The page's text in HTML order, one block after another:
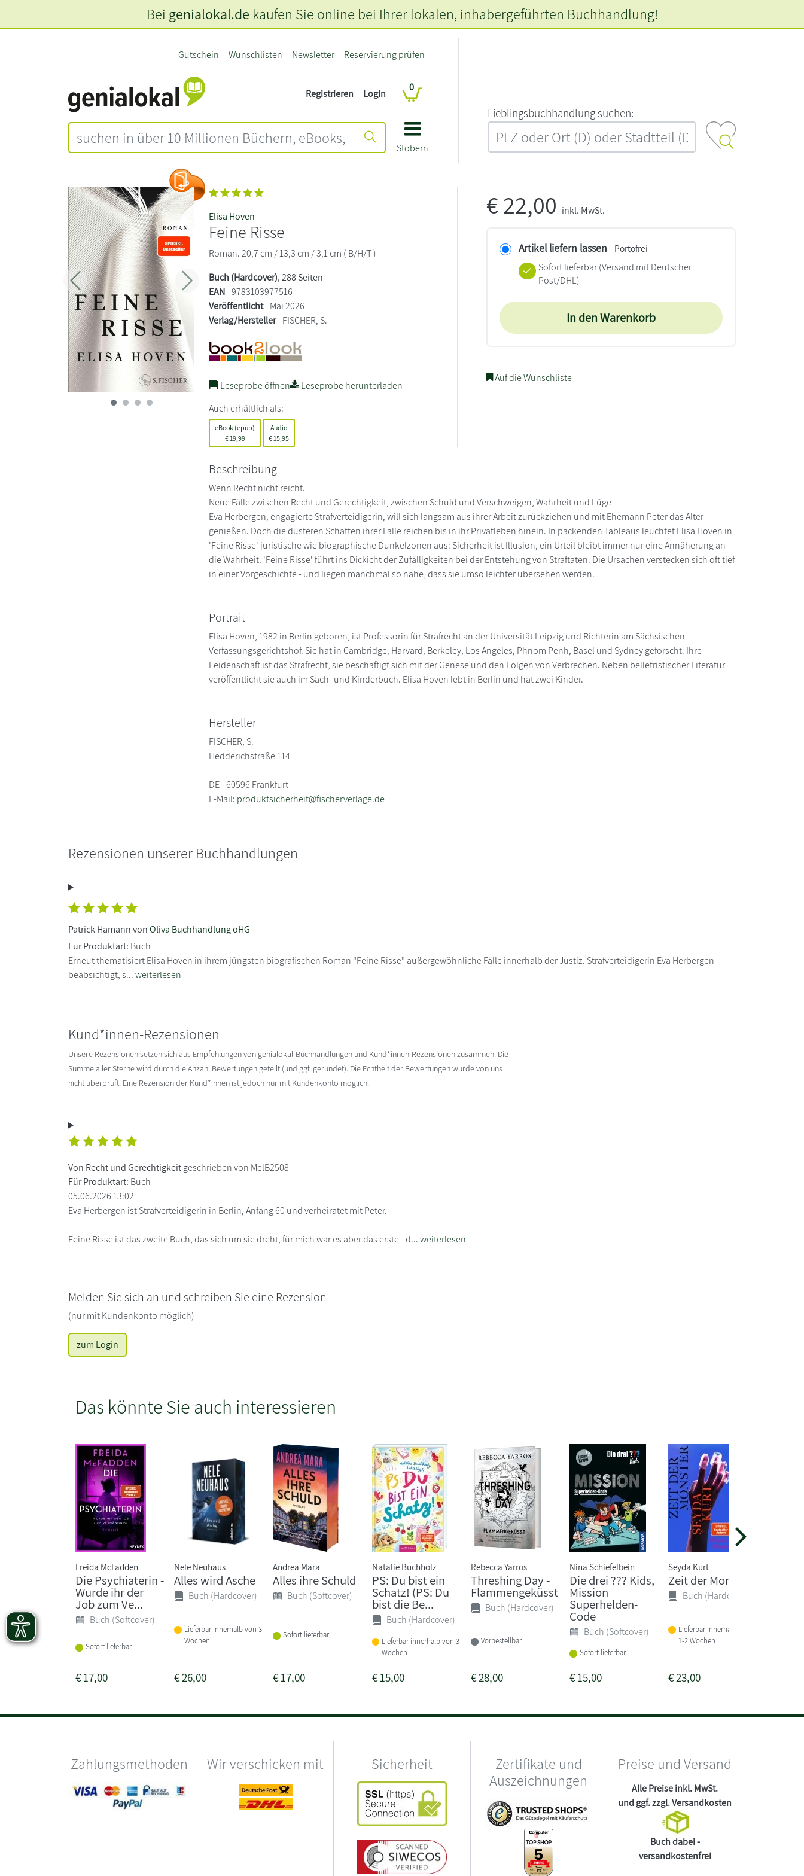
Stöbern
Gutschein Wunschlisten Newsletter Reservierung prüfen
Registrieren Login
0
L‍i‍e‍b‍l‍i‍n‍g‍s‍b‍u‍c‍h‍h‍a‍n‍d‍l‍u‍n‍g‍ ‍s‍u‍c‍h‍e‍n‍:‍
Bei genialokal.de kaufen Sie online bei Ihrer lokalen, inhabergeführten Buchhandlung!
Zurück Weiter
Elisa Hoven
Feine Risse
Roman. 20,7 cm / 13,3 cm / 3,1 cm ( B/H/T )
Buch (Hardcover), 288 Seiten
EAN 9783103977516
Veröffentlicht Mai 2026
Verlag/Hersteller FISCHER, S.
Leseprobe öffnen
Leseprobe herunterladen
Auch erhältlich als:
eBook (epub)
€19,99
Audio
€ 15,95
€22,00 inkl. MwSt.
Artikel liefern lassen - Portofrei
Sofort lieferbar(Versand mit Deutscher
Post/DHL)
In den Warenkorb
Auf die Wunschliste
Beschreibung
Wenn Recht nicht reicht.
Neue Fälle zwischen Recht und Gerechtigkeit, zwischen Schuld und Verschweigen, Wahrheit und Lüge
Eva Herbergen, engagierte Strafverteidigerin, will sich langsam aus ihrer Arbeit zurückziehen und mit Ehemann Peter das Alter
genießen. Doch die düsteren Schatten ihrer Fälle reichen bis in ihr Privatleben hinein. In packenden Tableaus leuchtet Elisa Hoven in
'Feine Risse' juristische wie biographische Dunkelzonen aus: Sicherheit ist Illusion, ein Urteil bleibt immer nur eine Annäherung an
die Wahrheit. 'Feine Risse' führt ins Dickicht der Zufälligkeiten bei der Entstehung von Straftaten. Die Ursachen verstecken sich oft tief
in einer Vorgeschichte - und liegen manchmal so nahe, dass sie umso leichter übersehen werden.
Portrait
Elisa Hoven, 1982 in Berlin geboren, ist Professorin für Strafrecht an der Universität Leipzig und Richterin am Sächsischen
Verfassungsgerichtshof. Sie hat in Cambridge, Harvard, Berkeley, Los Angeles, Phnom Penh, Basel und Sydney geforscht. Ihre
Leidenschaft ist das Strafrecht, sie beschäftigt sich mit der Genese und den Folgen von Verbrechen. Neben belletristischer Literatur
veröffentlicht sie auch im Sach- und Kinderbuch. Elisa Hoven lebt in Berlin und hat zwei Kinder.
Hersteller
FISCHER, S.
Hedderichstraße 114
DE - 60596 Frankfurt
E-Mail: produktsicherheit@fischerverlage.de
Rezensionen unserer Buchhandlungen
Patrick Hamann vonOliva Buchhandlung oHG
Für Produktart: Buch
Erneut thematisiert Elisa Hoven in ihrem jüngsten biografischen Roman "Feine Risse" außergewöhnliche Fälle innerhalb der Justiz. Strafverteidigerin Eva Herbergen
beabsichtigt, s...weiterlesen
Kund*innen-Rezensionen
Unsere Rezensionen setzen sich aus Empfehlungen von genialokal-Buchhandlungen und Kund*innen-Rezensionen zusammen. Die
Summe aller Sterne wird durch die Anzahl Bewertungen geteilt (und ggf. gerundet). Die Echtheit der Bewertungen wurde von uns
nicht überprüft. Eine Rezension der Kund*innen ist jedoch nur mit Kundenkonto möglich.
Von Recht und Gerechtigkeitgeschrieben von MelB2508
Für Produktart: Buch
05.06.2026 13:02
Eva Herbergen ist Strafverteidigerin in Berlin, Anfang 60 und verheiratet mit Peter.
Feine Risse ist das zweite Buch, das sich um sie dreht, für mich war es aber das erste - d...weiterlesen
Melden Sie sich an und schreiben Sie eine Rezension
(nur mit Kundenkonto möglich)
zum Login
Das könnte Sie auch interessieren
Freida McFadden
Die Psychiaterin -
Wurde ihr der
Job zum Ve...
Buch (Softcover)
Sofort lieferbar
€17,00
Nele Neuhaus
Alles wird Asche
Buch (Hardcover)
Lieferbar innerhalb von 3
Wochen
€26,00
Andrea Mara
Alles ihre Schuld
Buch (Softcover)
Sofort lieferbar
€17,00
Natalie Buchholz
PS: Du bist ein
Schatz! (PS: Du
bist die Be...
Buch (Hardcover)
Lieferbar innerhalb von 3
Wochen
€15,00
Rebecca Yarros
Threshing Day -
Flammengeküsst
Buch (Hardcover)
Vorbestellbar
€28,00
Nina Schiefelbein
Die drei ??? Kids,
Mission
Superhelden-
Code
Buch (Softcover)
Sofort lieferbar
€15,00
Seyda Kurt
Zeit der Monster
Buch (Hardcover)
Lieferbar innerhalb von
1-2 Wochen
€23,00
Zahlungsmethoden Wir verschicken mit Sicherheit
Zertifikate und
Auszeichnungen
Preise und Versand
Alle Preise inkl. MwSt.
und ggf. zzgl.Versandkosten
Buch dabei -
versandkostenfrei